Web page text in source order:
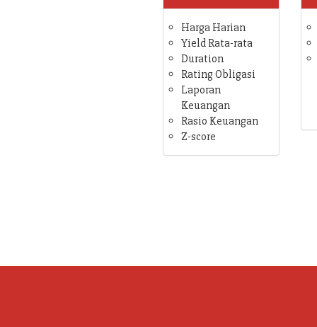
Harga Harian
Yield Rata-rata
Duration
Rating Obligasi
Laporan
Keuangan
Rasio Keuangan
Z-score